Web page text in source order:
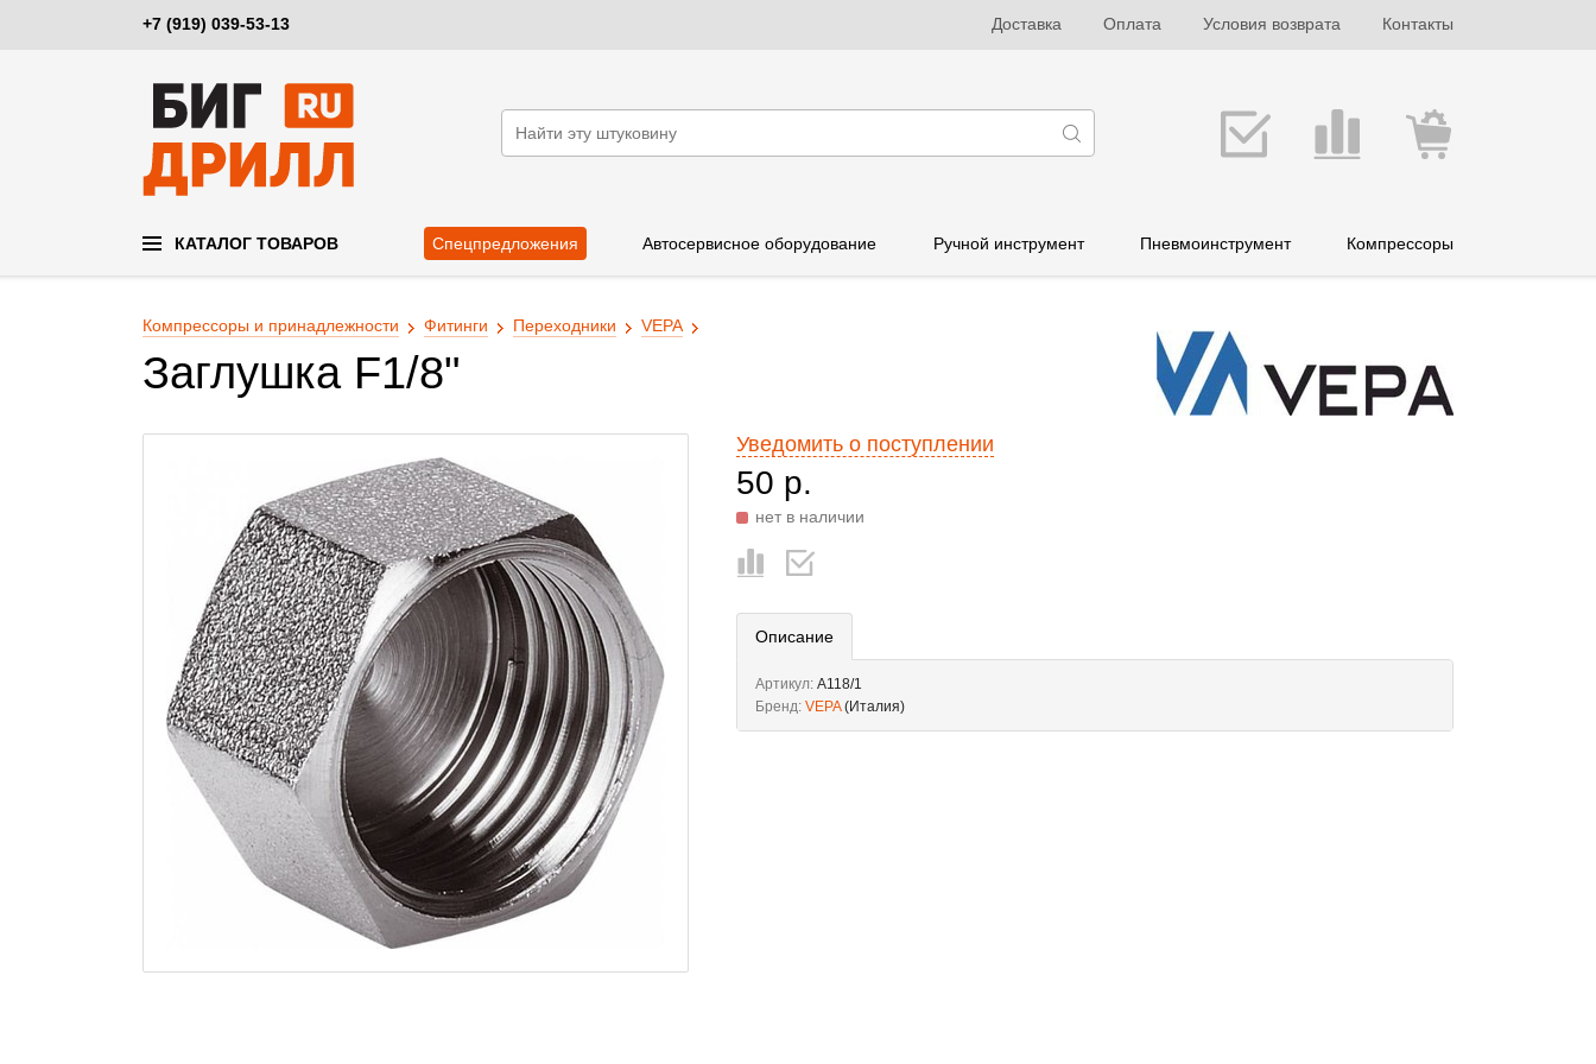
+7 (919) 039-53-13 Доставка Оплата Условия возврата Контакты
КАТАЛОГ ТОВАРОВ Спецпредложения Автосервисное оборудование Ручной инструмент Пневмоинструмент Компрессоры
Компрессоры и принадлежности Фитинги Переходники VEPA
Заглушка F1/8"
Уведомить о поступлении
50 р.
нет в наличии
Описание
Артикул: A118/1
Бренд: VEPA (Италия)